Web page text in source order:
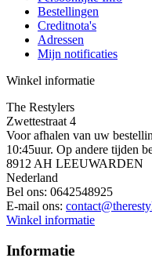
Bestellingen
Creditnota's
Adressen
Mijn notificaties
Winkel informatie
The Restylers
Zwettestraat 4
Voor afhalen van uw
10:45uur. Op andere tijden
8912 AH LEEUWARDEN
Nederland
Bel ons: 0642548925
E-mail ons:
Winkel informatie
Informatie